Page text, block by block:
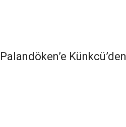
Palandöken’e